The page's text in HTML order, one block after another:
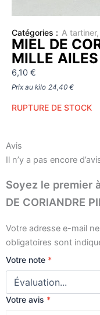
Catégories : A tartiner,
MIEL DE
MILLE AILES
6,10 €
Prix au kilo 24,40 €
RUPTURE DE STOCK
Avis
Il n’y a pas encore
Soyez le premier
DE CORIANDRE
Votre adresse e-mail
obligatoires sont
Votre note *
Votre avis *